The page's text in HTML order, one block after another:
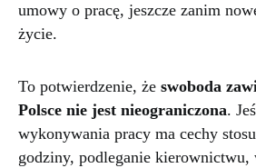
umowy o pracę, jeszcze zanim
życie.
To potwierdzenie, że swoboda
Polsce nie jest nieograniczona.
wykonywania pracy ma cechy
godziny, podleganie